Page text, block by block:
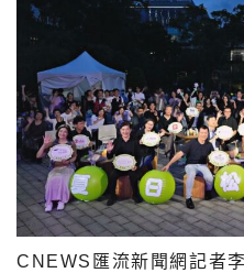
CNEWS匯流新聞網記者